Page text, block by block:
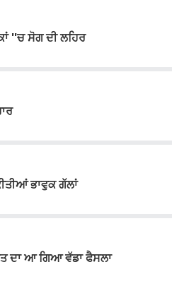
''ਚ ਸੋਗ ਦੀ ਲਹਿਰ
ਭਾਵੁਕ ਗੱਲਾਂ
ਦਾ ਆ ਗਿਆ ਵੱਡਾ ਫੈਸਲਾ